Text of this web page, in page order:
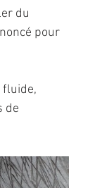
du
pour
fluide,
de